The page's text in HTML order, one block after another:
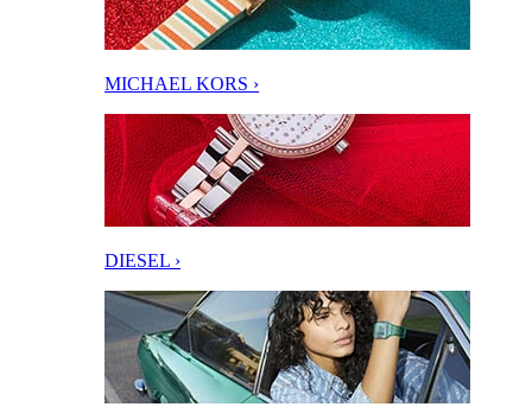
MICHAEL KORS ›
DIESEL ›